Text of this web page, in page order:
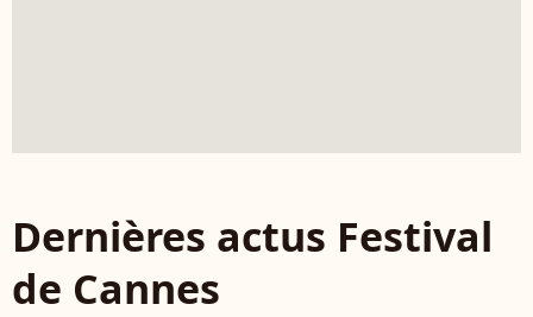
Dernières actus Festival
de Cannes